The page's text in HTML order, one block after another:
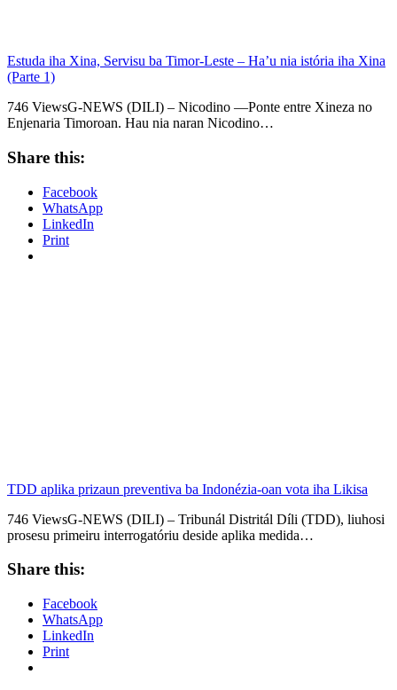
Estuda iha Xina, Servisu ba Timor-Leste – Ha’u nia istória iha Xina
(Parte 1)
746 ViewsG-NEWS (DILI) – Nicodino —Ponte entre Xineza no
Enjenaria Timoroan. Hau nia naran Nicodino…
Share this:
Facebook
WhatsApp
LinkedIn
Print
TDD aplika prizaun preventiva ba Indonézia-oan vota iha Likisa
746 ViewsG-NEWS (DILI) – Tribunál Distritál Díli (TDD), liuhosi
prosesu primeiru interrogatóriu deside aplika medida…
Share this:
Facebook
WhatsApp
LinkedIn
Print